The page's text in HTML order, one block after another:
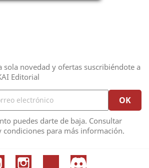
sola novedad y ofertas suscribiéndote a
Editorial
puedes darte de baja. Consultar
condiciones para más información.
YouTube InstagramTikTok Discord